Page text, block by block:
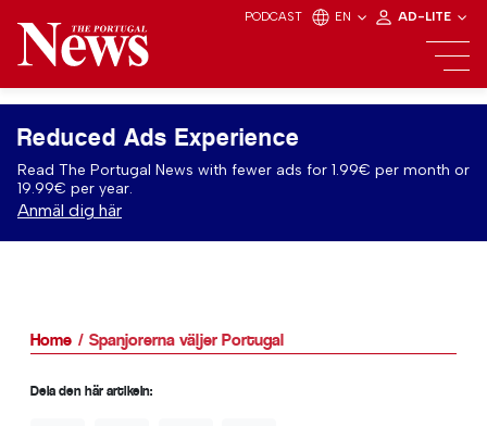
PODCAST EN AD-LITE
Reduced Ads Experience
Read The Portugal News with fewer ads for 1.99€ per month or
19.99€ per year.
Anmäl dig här
Home Spanjorerna väljer Portugal
Dela den här artikeln: